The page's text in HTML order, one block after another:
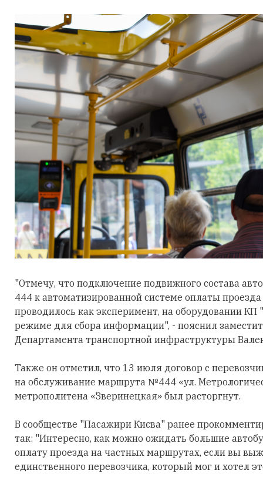
"Отмечу, что подключение подвижного состава
444 к автоматизированной системе оплаты
проводилось как эксперимент, на оборудовании
режиме для сбора информации", - пояснил
Департамента транспортной инфраструктуры
Также он отметил, что 13 июля договор с
на обслуживание маршрута №444 «ул.
метрополитена «Зверинецкая» был расторгнут.
В сообществе "Пасажири Києва" ранее
так: "Интересно, как можно ожидать большие
оплату проезда на частных маршрутах, если вы
единственного перевозчика, который мог и хотел